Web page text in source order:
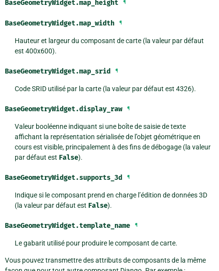
BaseGeometryWidget.map_height ¶
BaseGeometryWidget.map_width ¶
Hauteur et largeur du composant de carte (la valeur par défaut
est 400x600).
BaseGeometryWidget.map_srid ¶
Code SRID utilisé par la carte (la valeur par défaut est 4326).
BaseGeometryWidget.display_raw ¶
Valeur booléenne indiquant si une boîte de saisie de texte
affichant la représentation sérialisée de l’objet géométrique en
cours est visible, principalement à des fins de débogage (la valeur
par défaut est False).
BaseGeometryWidget.supports_3d ¶
Indique si le composant prend en charge l’édition de données 3D
(la valeur par défaut est False).
BaseGeometryWidget.template_name ¶
Le gabarit utilisé pour produire le composant de carte.
Vous pouvez transmettre des attributs de composants de la même